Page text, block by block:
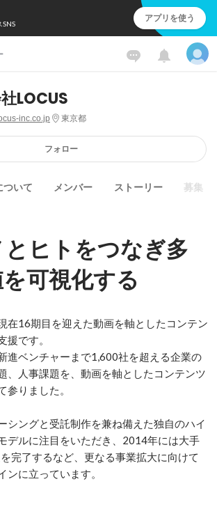
アプリを使う
LOCUS
inc.co.jp 東京都
フォロー
ついて メンバー ストーリー 募集
ヒトをつなぎ多
可視化する
在16期目を迎えた動画を軸としたコンテン
援です。
進ベンチャーまで1,600社を超える企業の
、人事課題を、動画を軸としたコンテンツ
参りました。
シングと受託制作を兼ね備えた独自のハイ
デルに注目をいただき、2014年には大手
完了するなど、更なる事業拡大に向けて
ンに立っています。